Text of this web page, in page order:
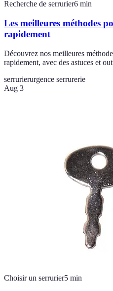
Recherche de serrurier6 min
Les meilleures méthodes
rapidement
Découvrez nos meilleures
rapidement, avec des astuces et
serrurierurgence serrurerie
Aug 3
Choisir un serrurier5 min